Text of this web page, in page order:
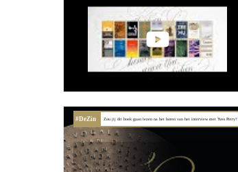
#DeZin Zou jij dit boek gaan lezen na het horen van het interview met Yves Petry?